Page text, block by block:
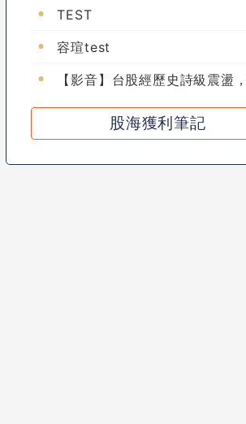
TEST
容瑄test
【影音】台股經歷史詩級震盪
股海獲利筆記